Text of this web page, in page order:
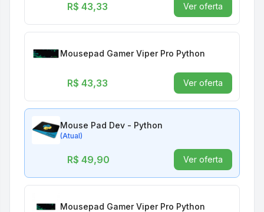
R$ 43,33 Ver oferta
Mousepad Gamer Viper Pro Python
R$ 43,33 Ver oferta
Mouse Pad Dev - Python
(Atual)
R$ 49,90 Ver oferta
Mousepad Gamer Viper Pro Python